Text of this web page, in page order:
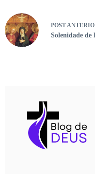
POST
Solenidade de